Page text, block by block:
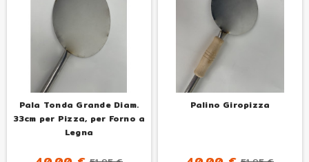
Pala Tonda Grande Diam.
33cm per Pizza, per Forno a
Legna
Palino Giropizza